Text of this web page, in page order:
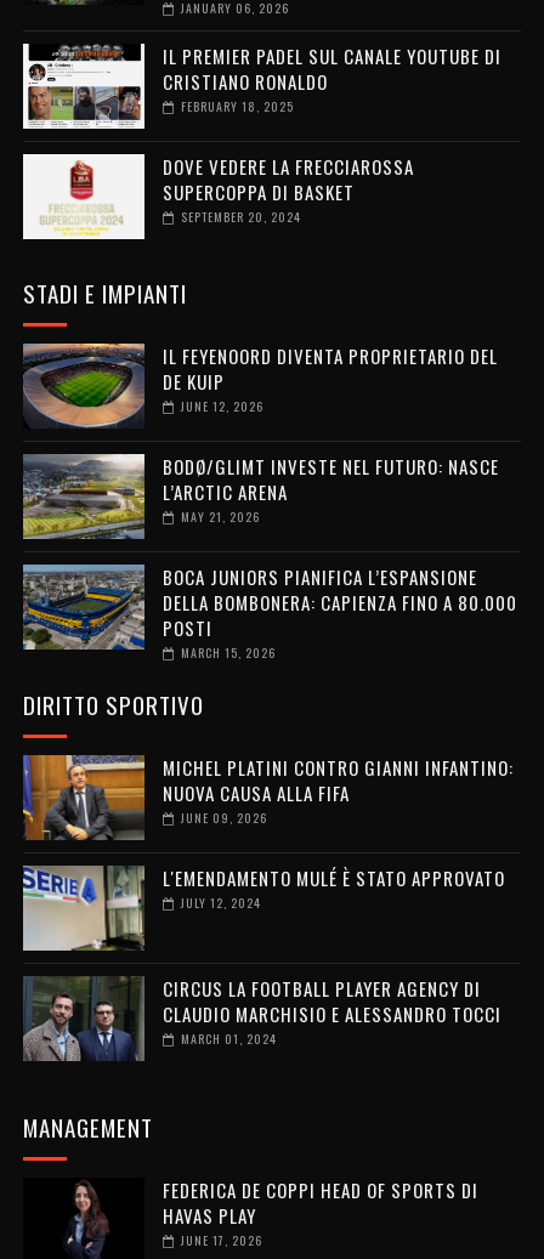
JANUARY 06, 2026
IL PREMIER PADEL SUL CANALE YOUTUBE DI
CRISTIANO RONALDO
FEBRUARY 18, 2025
DOVE VEDERE LA FRECCIAROSSA
SUPERCOPPA DI BASKET
SEPTEMBER 20, 2024
STADI E IMPIANTI
IL FEYENOORD DIVENTA PROPRIETARIO DEL
DE KUIP
JUNE 12, 2026
BODØ/GLIMT INVESTE NEL FUTURO: NASCE
L’ARCTIC ARENA
MAY 21, 2026
BOCA JUNIORS PIANIFICA L’ESPANSIONE
DELLA BOMBONERA: CAPIENZA FINO A 80.000
POSTI
MARCH 15, 2026
DIRITTO SPORTIVO
MICHEL PLATINI CONTRO GIANNI INFANTINO:
NUOVA CAUSA ALLA FIFA
JUNE 09, 2026
L'EMENDAMENTO MULÉ È STATO APPROVATO
JULY 12, 2024
CIRCUS LA FOOTBALL PLAYER AGENCY DI
CLAUDIO MARCHISIO E ALESSANDRO TOCCI
MARCH 01, 2024
MANAGEMENT
FEDERICA DE COPPI HEAD OF SPORTS DI
HAVAS PLAY
JUNE 17, 2026